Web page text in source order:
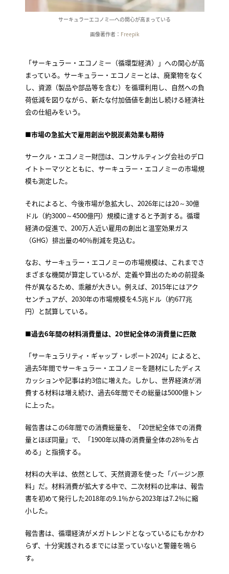
サーキュラーエコノミ―への関心が高まっている
画像著作者： Freepik
「サーキュラー・エコノミー（循環型経済）」への関心が高
まっている。サーキュラー・エコノミーとは、廃棄物をなく
し、資源（製品や部品等を含む）を循環利用し、自然への負
荷低減を図りながら、新たな付加価値を創出し続ける経済社
会の仕組みをいう。
■市場の急拡大で雇用創出や脱炭素効果も期待
サークル・エコノミー財団は、コンサルティング会社のデロ
イトトーマツとともに、サーキュラー・エコノミーの市場規
模も測定した。
それによると、今後市場が急拡大し、2026年には20～30億
ドル（約3000～4500億円）規模に達すると予測する。循環
経済の促進で、200万人近い雇用の創出と温室効果ガス
（GHG）排出量の40％削減を見込む。
なお、サーキュラー・エコノミーの市場規模は、これまでさ
まざまな機関が算定しているが、定義や算出のための前提条
件が異なるため、乖離が大きい。例えば、2015年にはアク
センチュアが、2030年の市場規模を4.5兆ドル（約677兆
円）と試算している。
■過去6年間の材料消費量は、20世紀全体の消費量に匹敵
「サーキュラリティ・ギャップ・レポート2024」によると、
過去5年間でサーキュラー・エコノミーを題材にしたディス
カッションや記事は約3倍に増えた。しかし、世界経済が消
費する材料は増え続け、過去6年間でその総量は5000億トン
に上った。
報告書はこの6年間での消費総量を、「20世紀全体での消費
量とほぼ同量」で、「1900年以降の消費量全体の28％を占
める」と指摘する。
材料の大半は、依然として、天然資源を使った「バージン原
料」だ。材料消費が拡大する中で、二次材料の比率は、報告
書を初めて発行した2018年の9.1％から2023年は7.2％に縮
小した。
報告書は、循環経済がメガトレンドとなっているにもかかわ
らず、十分実践されるまでには至っていないと警鐘を鳴ら
す。